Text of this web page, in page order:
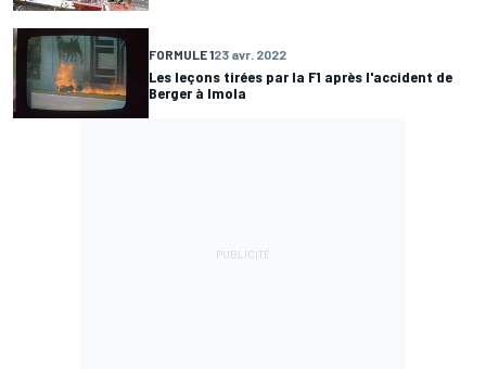
FORMULE 123 avr. 2022
Les leçons tirées par la F1 après l'accident de
Berger à Imola